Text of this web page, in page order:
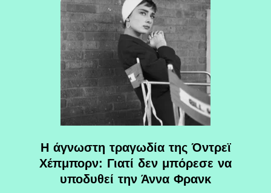
Η άγνωστη τραγωδία της Όντρεϊ
Χέπμπορν: Γιατί δεν μπόρεσε να
υποδυθεί την Άννα Φρανκ